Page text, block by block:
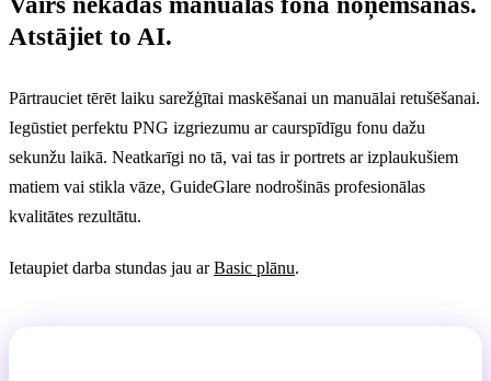
Atstājiet to AI.
Pārtrauciet tērēt laiku sarežģītai maskēšanai un manuālai retušēšanai.
Iegūstiet perfektu PNG izgriezumu ar caurspīdīgu fonu dažu
sekunžu laikā. Neatkarīgi no tā, vai tas ir portrets ar izplaukušiem
matiem vai stikla vāze, GuideGlare nodrošinās profesionālas
kvalitātes rezultātu.
Ietaupiet darba stundas jau arBasic plānu.